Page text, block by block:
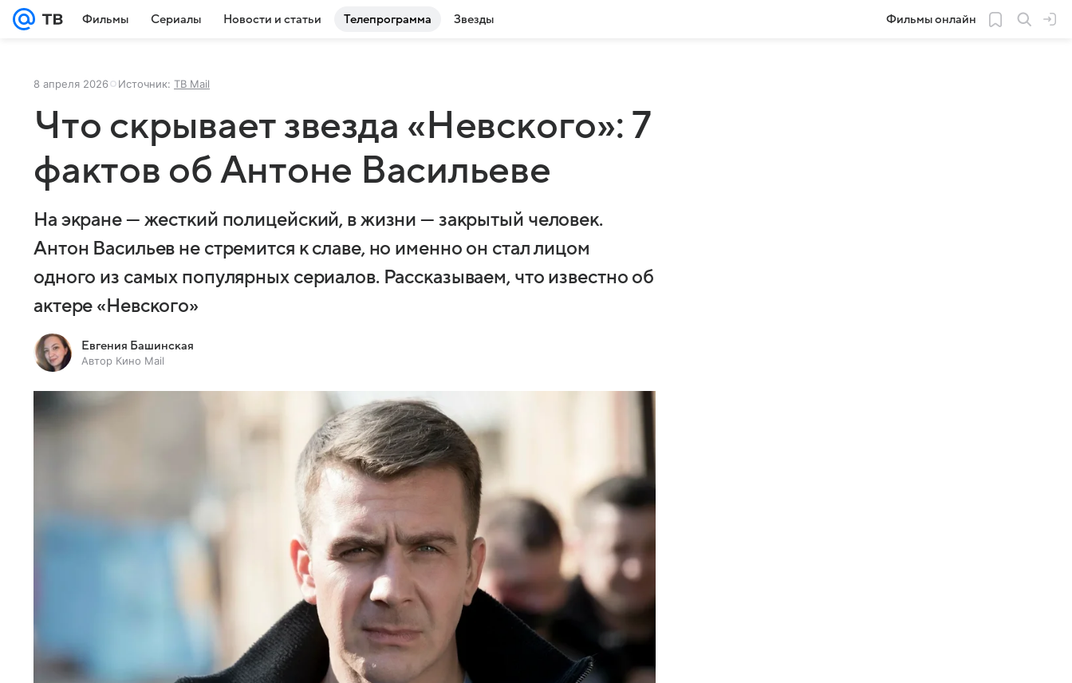
Фильмы Сериалы Новости и статьи Телепрограмма Звезды Фильмы онлайн
8 апреля 2026 Источник: ТВ Mail
Что скрывает звезда «Невского»: 7
фактов об Антоне Васильеве
На экране — жесткий полицейский, в жизни — закрытый человек.
Антон Васильев не стремится к славе, но именно он стал лицом
одного из самых популярных сериалов. Рассказываем, что известно об
актере «Невского»
Евгения Башинская
Автор Кино Mail